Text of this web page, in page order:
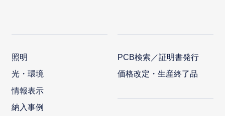
照明
光・環境
情報表示
納入事例
PCB検索／証明書発行
価格改定・生産終了品